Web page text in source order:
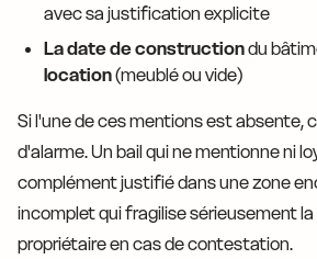
avec sa justification explicite
La date de constructiondu
location(meublé ou vide)
Si l'une de ces mentions est absente,
d'alarme. Un bail qui ne mentionne ni
complément justifié dans une zone
incomplet qui fragilise sérieusement
propriétaire en cas de contestation.